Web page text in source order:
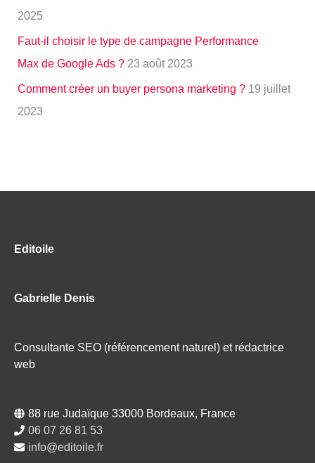
2025
Faut-il choisir le type de campagne Performance
Max de Google Ads ? 23 août 2023
Comment créer un buyer persona marketing ? 19 juillet
2023
Editoile
Gabrielle Denis
Consultante SEO (référencement naturel) et rédactrice
web
88 rue Judaïque 33000 Bordeaux, France
06 07 26 81 53
info@editoile.fr